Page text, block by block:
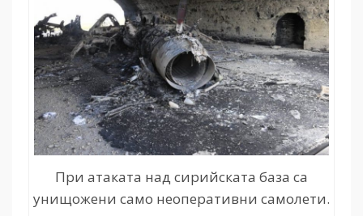
При атаката над сирийската база са
унищожени само неоперативни самолети.